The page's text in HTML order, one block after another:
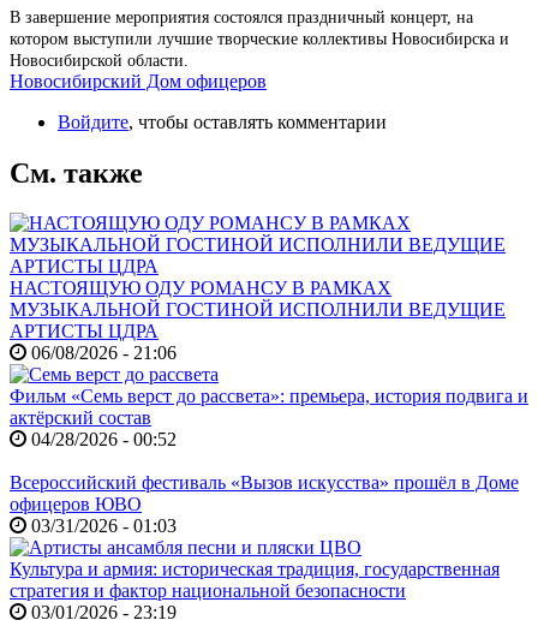
В завершение мероприятия состоялся праздничный концерт, на
котором выступили лучшие творческие коллективы Новосибирска и
Новосибирской области.
Новосибирский Дом офицеров
Войдите, чтобы оставлять комментарии
См. также
НАСТОЯЩУЮ ОДУ РОМАНСУ В РАМКАХ
МУЗЫКАЛЬНОЙ ГОСТИНОЙ ИСПОЛНИЛИ ВЕДУЩИЕ
АРТИСТЫ ЦДРА
06/08/2026 - 21:06
Фильм «Семь верст до рассвета»: премьера, история подвига и
актёрский состав
04/28/2026 - 00:52
Всероссийский фестиваль «Вызов искусства» прошёл в Доме
офицеров ЮВО
03/31/2026 - 01:03
Культура и армия: историческая традиция, государственная
стратегия и фактор национальной безопасности
03/01/2026 - 23:19